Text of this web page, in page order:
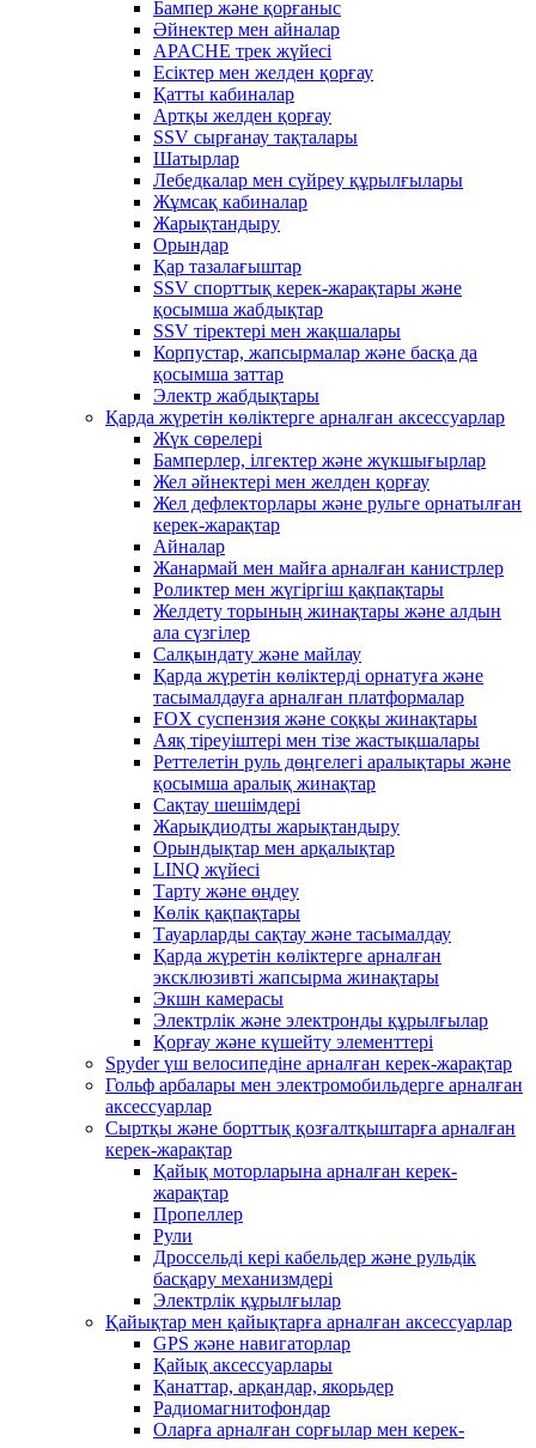
Бампер және қорғаныс
Әйнектер мен айналар
APACHE трек жүйесі
Есіктер мен желден қорғау
Қатты кабиналар
Артқы желден қорғау
SSV сырғанау тақталары
Шатырлар
Лебедкалар мен сүйреу құрылғылары
Жұмсақ кабиналар
Жарықтандыру
Орындар
Қар тазалағыштар
SSV спорттық керек-жарақтары және
қосымша жабдықтар
SSV тіректері мен жақшалары
Корпустар, жапсырмалар және басқа да
қосымша заттар
Электр жабдықтары
Қарда жүретін көліктерге арналған аксессуарлар
Жүк сөрелері
Бамперлер, ілгектер және жүкшығырлар
Жел әйнектері мен желден қорғау
Жел дефлекторлары және рульге орнатылған
керек-жарақтар
Айналар
Жанармай мен майға арналған канистрлер
Роликтер мен жүгіргіш қақпақтары
Желдету торының жинақтары және алдын
ала сүзгілер
Салқындату және майлау
Қарда жүретін көліктерді орнатуға және
тасымалдауға арналған платформалар
FOX суспензия және соққы жинақтары
Аяқ тіреуіштері мен тізе жастықшалары
Реттелетін руль дөңгелегі аралықтары және
қосымша аралық жинақтар
Сақтау шешімдері
Жарықдиодты жарықтандыру
Орындықтар мен арқалықтар
LINQ жүйесі
Тарту және өңдеу
Көлік қақпақтары
Тауарларды сақтау және тасымалдау
Қарда жүретін көліктерге арналған
эксклюзивті жапсырма жинақтары
Экшн камерасы
Электрлік және электронды құрылғылар
Қорғау және күшейту элементтері
Spyder үш велосипедіне арналған керек-жарақтар
Гольф арбалары мен электромобильдерге арналған
аксессуарлар
Сыртқы және борттық қозғалтқыштарға арналған
керек-жарақтар
Қайық моторларына арналған керек-
жарақтар
Пропеллер
Рули
Дроссельді кері кабельдер және рульдік
басқару механизмдері
Электрлік құрылғылар
Қайықтар мен қайықтарға арналған аксессуарлар
GPS және навигаторлар
Қайық аксессуарлары
Қанаттар, арқандар, якорьдер
Радиомагнитофондар
Оларға арналған сорғылар мен керек-